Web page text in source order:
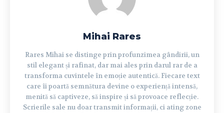
Mihai Rares
Rares Mihai se distinge prin profunzimea gândirii, un
stil elegant și rafinat, dar mai ales prin darul rar de a
transforma cuvintele în emoție autentică. Fiecare text
care îi poartă semnătura devine o experiență intensă,
menită să captiveze, să inspire și să provoace reflecție.
Scrierile sale nu doar transmit informații, ci ating zone